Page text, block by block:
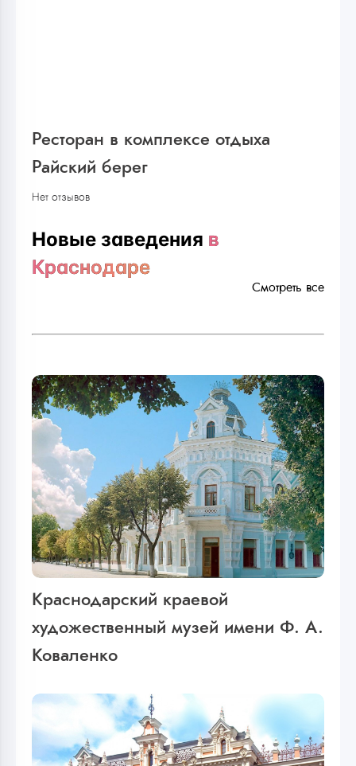
Ресторан в комплексе отдыха
Райский берег
Нет отзывов
Новые заведения в
Краснодаре
Смотреть все
Краснодарский краевой
художественный музей имени Ф. А.
Коваленко